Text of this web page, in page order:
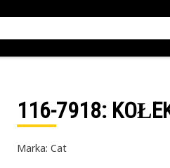
116-7918:
Marka: Cat